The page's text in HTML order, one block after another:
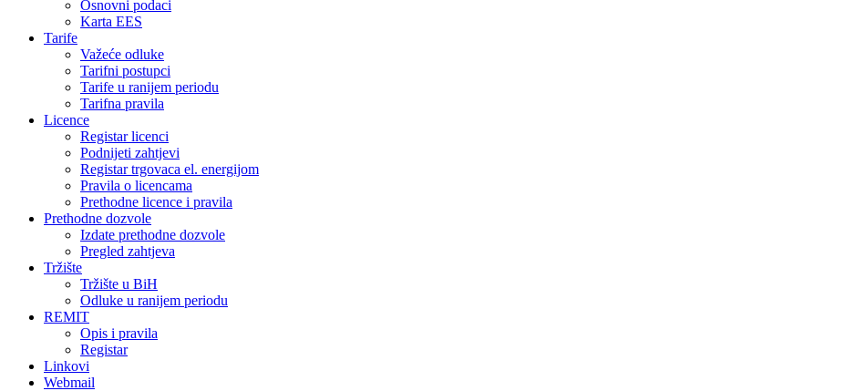
Osnovni podaci
Karta EES
Tarife
Važeće odluke
Tarifni postupci
Tarife u ranijem periodu
Tarifna pravila
Licence
Registar licenci
Podnijeti zahtjevi
Registar trgovaca el. energijom
Pravila o licencama
Prethodne licence i pravila
Prethodne dozvole
Izdate prethodne dozvole
Pregled zahtjeva
Tržište
Tržište u BiH
Odluke u ranijem periodu
REMIT
Opis i pravila
Registar
Linkovi
Webmail